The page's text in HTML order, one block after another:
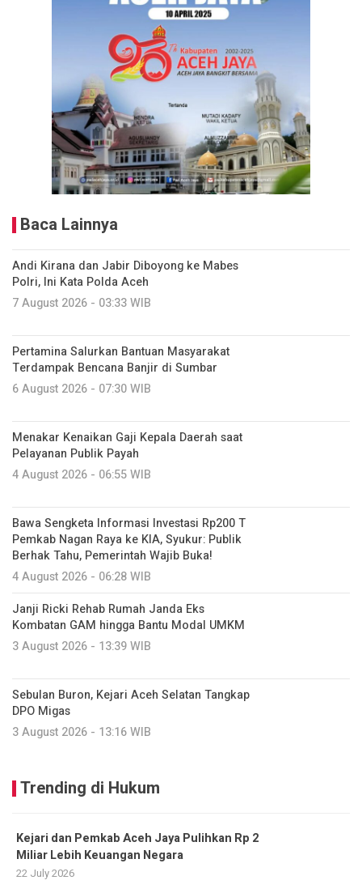
Baca Lainnya
Andi Kirana dan Jabir Diboyong ke Mabes
Polri, Ini Kata Polda Aceh
7 August 2026 - 03:33 WIB
Pertamina Salurkan Bantuan Masyarakat
Terdampak Bencana Banjir di Sumbar
6 August 2026 - 07:30 WIB
Menakar Kenaikan Gaji Kepala Daerah saat
Pelayanan Publik Payah
4 August 2026 - 06:55 WIB
Bawa Sengketa Informasi Investasi Rp200 T
Pemkab Nagan Raya ke KIA, Syukur: Publik
Berhak Tahu, Pemerintah Wajib Buka!
4 August 2026 - 06:28 WIB
Janji Ricki Rehab Rumah Janda Eks
Kombatan GAM hingga Bantu Modal UMKM
3 August 2026 - 13:39 WIB
Sebulan Buron, Kejari Aceh Selatan Tangkap
DPO Migas
3 August 2026 - 13:16 WIB
Trending di Hukum
Kejari dan Pemkab Aceh Jaya Pulihkan Rp 2
Miliar Lebih Keuangan Negara
22 July 2026